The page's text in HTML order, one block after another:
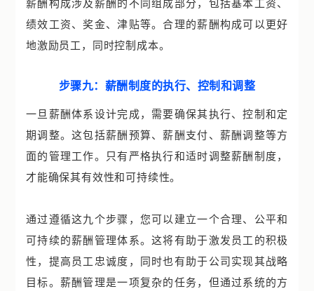
薪酬构成涉及薪酬的不同组成部分，包括基本工资、
绩效工资、奖金、津贴等。合理的薪酬构成可以更好
地激励员工，同时控制成本。
步骤九：薪酬制度的执行、控制和调整
一旦薪酬体系设计完成，需要确保其执行、控制和定
期调整。这包括薪酬预算、薪酬支付、薪酬调整等方
面的管理工作。只有严格执行和适时调整薪酬制度，
才能确保其有效性和可持续性。
通过遵循这九个步骤，您可以建立一个合理、公平和
可持续的薪酬管理体系。这将有助于激发员工的积极
性，提高员工忠诚度，同时也有助于公司实现其战略
目标。薪酬管理是一项复杂的任务，但通过系统的方